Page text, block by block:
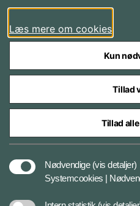
LinkedIn
Styrelser og myndigheder
Læs mere om cookies
Kun
Tillad
Tillad
Nødvendige (vis detaljer)
Systemcookies |